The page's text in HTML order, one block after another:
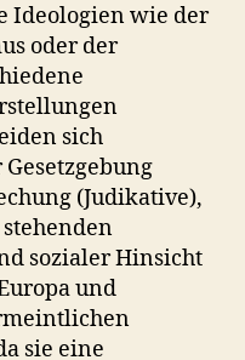
Ideologien wie der
oder der
sich
(Judikative),
sozialer Hinsicht
und
sie eine